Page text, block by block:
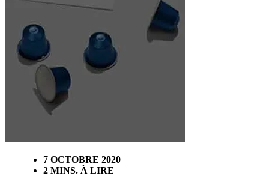
7 OCTOBRE 2020
2 MINS. À LIRE